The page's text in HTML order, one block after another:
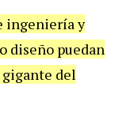
ingeniería y
diseño puedan
del